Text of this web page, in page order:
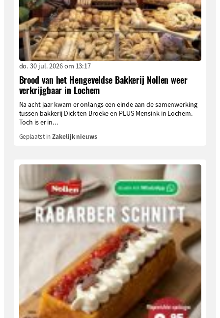
do. 30 jul. 2026 om 13:17
Brood van het Hengeveldse Bakkerij Nollen weer
verkrijgbaar in Lochem
Na acht jaar kwam er onlangs een einde aan de samenwerking
tussen bakkerij Dick ten Broeke en PLUS Mensink in Lochem.
Toch is er in...
Geplaatst inZakelijk nieuws